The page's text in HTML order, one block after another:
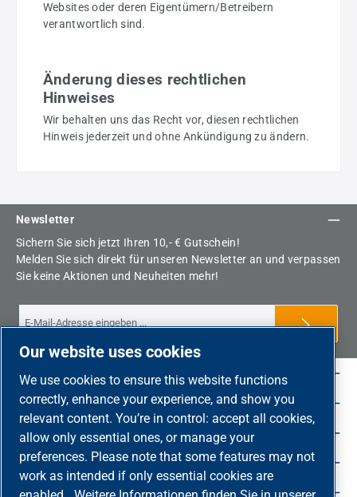
Websites oder deren Eigentümern/Betreibern
verantwortlich sind.
Änderung dieses rechtlichen
Hinweises
Wir behalten uns das Recht vor, diesen rechtlichen
Hinweis jederzeit und ohne Ankündigung zu ändern.
Newsletter
Sichern Sie sich jetzt Ihren 10,- € Gutschein!
Melden Sie sich direkt für unseren Newsletter an und verpassen
Sie keine Aktionen und Neuheiten mehr!
Service-Hotline
Shop Service
Rechtliche-Hinweise
Unsere Vorteile
Versandarten
Our website uses cookies
We use cookies to ensure this website functions
correctly, enhance your experience, and show you
relevant content. You’re in control: accept all cookies,
allow only essential ones, or manage your
preferences. Please note that some features may not
work as intended if only essential cookies are